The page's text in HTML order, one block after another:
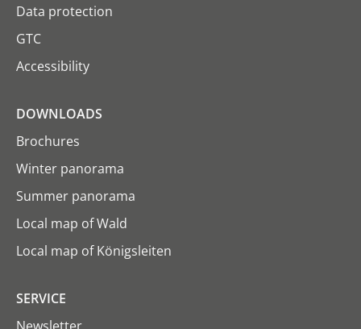
Data protection
GTC
Accessibility
DOWNLOADS
Brochures
Winter panorama
Summer panorama
Local map of Wald
Local map of Königsleiten
SERVICE